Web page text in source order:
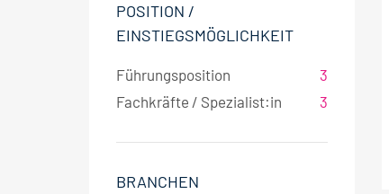
POSITION /
EINSTIEGSMÖGLICHKEIT
Führungsposition
3
Fachkräfte / Spezialist:in
3
BRANCHEN